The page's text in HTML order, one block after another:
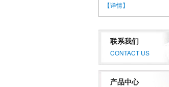
【详情】
联系我们
CONTACT US
产品中心